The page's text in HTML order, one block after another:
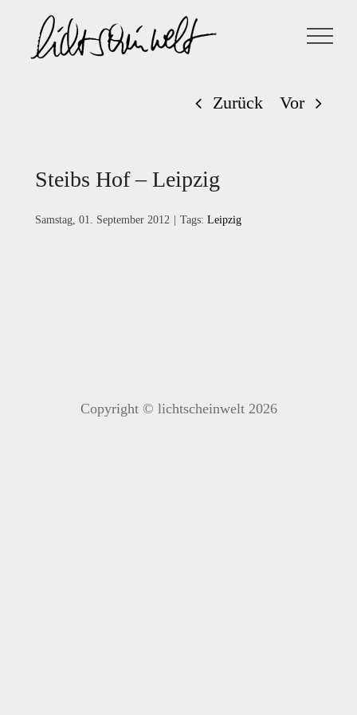
Inhalt
springen
Zurück
Vor
Steibs Hof – Leipzig
Samstag, 01. September 2012 Tags: Leipzig
Copyright © lichtscheinwelt 2026